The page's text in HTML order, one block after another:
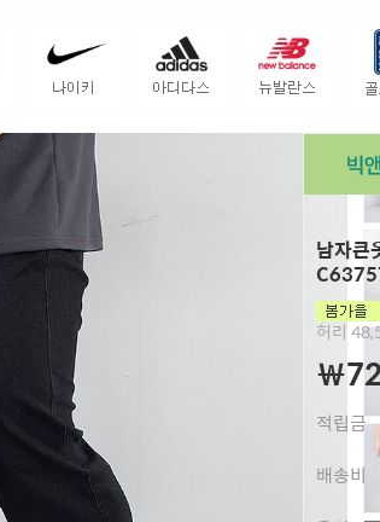
남자큰
허리
￦
적립금
배송비